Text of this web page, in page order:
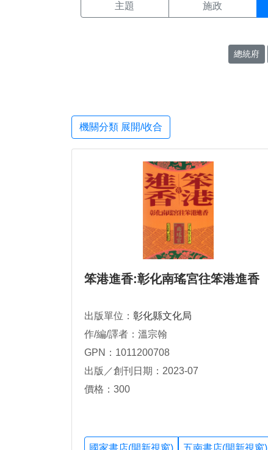
主題 施政
總統府
機關分類 展開/收合
笨港進香:彰化南瑤宮往笨港進香
出版單位： 彰化縣文化局
作/編/譯者：溫宗翰
GPN：1011200708
出版／創刊日期：2023-07
價格：300
國家書店(開新視窗) 五南書店(開新視窗)